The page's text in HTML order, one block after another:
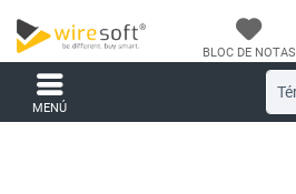
BLOC DE NOTAS
MENÚ